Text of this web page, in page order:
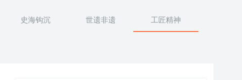
史海钩沉 世遗非遗 工匠精神